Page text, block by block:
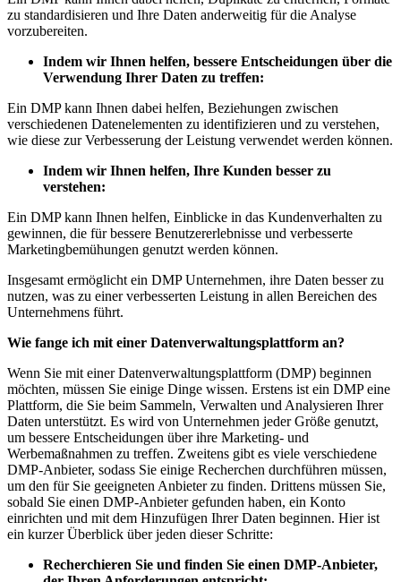
zu standardisieren und Ihre Daten anderweitig für die Analyse
vorzubereiten.
Indem wir Ihnen helfen, bessere Entscheidungen über die
Verwendung Ihrer Daten zu treffen:
Ein DMP kann Ihnen dabei helfen, Beziehungen zwischen
verschiedenen Datenelementen zu identifizieren und zu verstehen,
wie diese zur Verbesserung der Leistung verwendet werden können.
Indem wir Ihnen helfen, Ihre Kunden besser zu
verstehen:
Ein DMP kann Ihnen helfen, Einblicke in das Kundenverhalten zu
gewinnen, die für bessere Benutzererlebnisse und verbesserte
Marketingbemühungen genutzt werden können.
Insgesamt ermöglicht ein DMP Unternehmen, ihre Daten besser zu
nutzen, was zu einer verbesserten Leistung in allen Bereichen des
Unternehmens führt.
Wie fange ich mit einer Datenverwaltungsplattform an?
Wenn Sie mit einer Datenverwaltungsplattform (DMP) beginnen
möchten, müssen Sie einige Dinge wissen. Erstens ist ein DMP eine
Plattform, die Sie beim Sammeln, Verwalten und Analysieren Ihrer
Daten unterstützt. Es wird von Unternehmen jeder Größe genutzt,
um bessere Entscheidungen über ihre Marketing- und
Werbemaßnahmen zu treffen. Zweitens gibt es viele verschiedene
DMP-Anbieter, sodass Sie einige Recherchen durchführen müssen,
um den für Sie geeigneten Anbieter zu finden. Drittens müssen Sie,
sobald Sie einen DMP-Anbieter gefunden haben, ein Konto
einrichten und mit dem Hinzufügen Ihrer Daten beginnen. Hier ist
ein kurzer Überblick über jeden dieser Schritte:
Recherchieren Sie und finden Sie einen DMP-Anbieter,